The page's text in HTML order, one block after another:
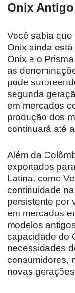
Onix Antigo
Você sabia
Onix ainda
Onix e o
as
pode
segunda
em mercados
produção dos
continuará até
Além da
exportados
Latina, como
continuidade
persistente por
em mercados
modelos
capacidade do
necessidades
consumidores,
novas